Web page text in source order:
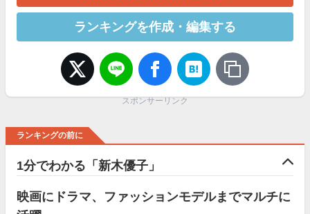
ランキングを作成・編集する
スポンサーリンク
ランキングの前に
1分でわかる「新木優子」
映画にドラマ、ファッションモデルまでマルチに